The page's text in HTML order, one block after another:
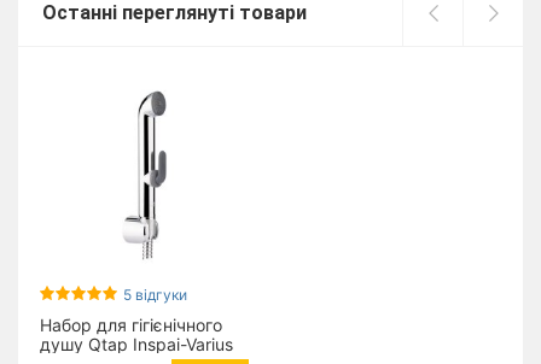
Останні переглянуті товари
5 відгуки
Набор для гігієнічного
душу Qtap Inspai-Varius